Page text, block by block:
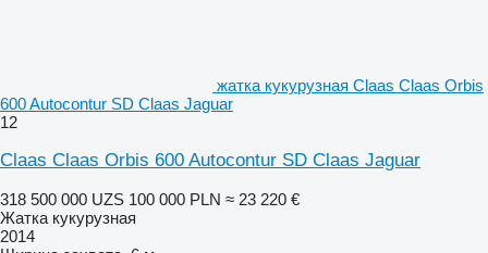
жатка кукурузная Claas Claas Orbis
600 Autocontur SD Claas Jaguar
12
Claas Claas Orbis 600 Autocontur SD Claas Jaguar
318 500 000 UZS 100 000 PLN ≈ 23 220 €
Жатка кукурузная
2014